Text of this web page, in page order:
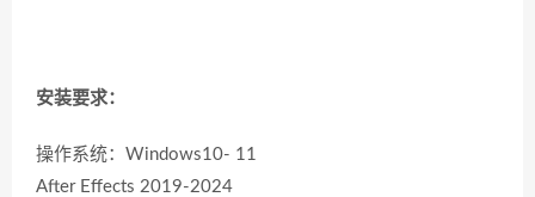
安装要求：
操作系统：Windows10- 11
After Effects 2019-2024